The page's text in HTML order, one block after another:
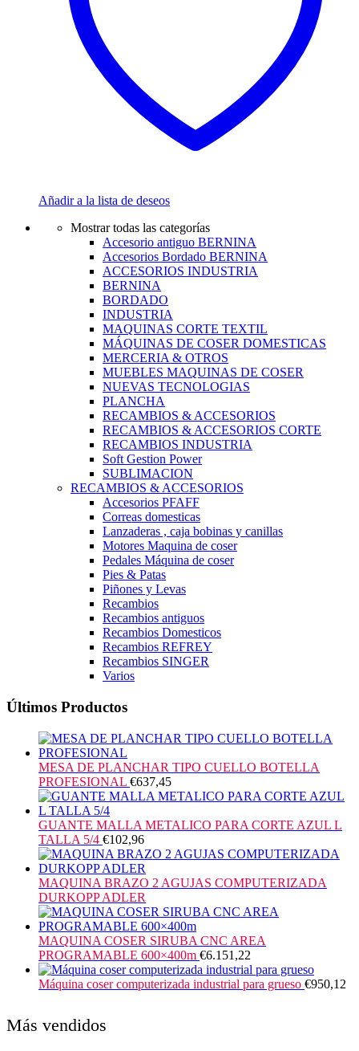
Añadir a la lista de deseos
Mostrar todas las categorías
Accesorio antiguo BERNINA
Accesorios Bordado BERNINA
ACCESORIOS INDUSTRIA
BERNINA
BORDADO
INDUSTRIA
MAQUINAS CORTE TEXTIL
MÁQUINAS DE COSER DOMESTICAS
MERCERIA & OTROS
MUEBLES MAQUINAS DE COSER
NUEVAS TECNOLOGIAS
PLANCHA
RECAMBIOS & ACCESORIOS
RECAMBIOS & ACCESORIOS CORTE
RECAMBIOS INDUSTRIA
Soft Gestion Power
SUBLIMACION
RECAMBIOS & ACCESORIOS
Accesorios PFAFF
Correas domesticas
Lanzaderas , caja bobinas y canillas
Motores Maquina de coser
Pedales Máquina de coser
Pies & Patas
Piñones y Levas
Recambios
Recambios antiguos
Recambios Domesticos
Recambios REFREY
Recambios SINGER
Varios
Últimos Productos
MESA DE PLANCHAR TIPO CUELLO BOTELLA
PROFESIONAL €637,45
GUANTE MALLA METALICO PARA CORTE AZUL L
TALLA 5/4 €102,96
MAQUINA BRAZO 2 AGUJAS COMPUTERIZADA
DURKOPP ADLER
MAQUINA COSER SIRUBA CNC AREA
PROGRAMABLE 600×400m €6.151,22
Máquina coser computerizada industrial para grueso €950,12
Más vendidos